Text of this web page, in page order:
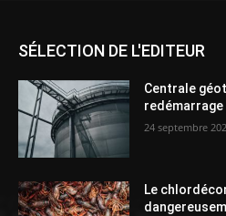
SÉLECTION DE L'EDITEUR
Centrale
redémarrage
24 septembre
Le